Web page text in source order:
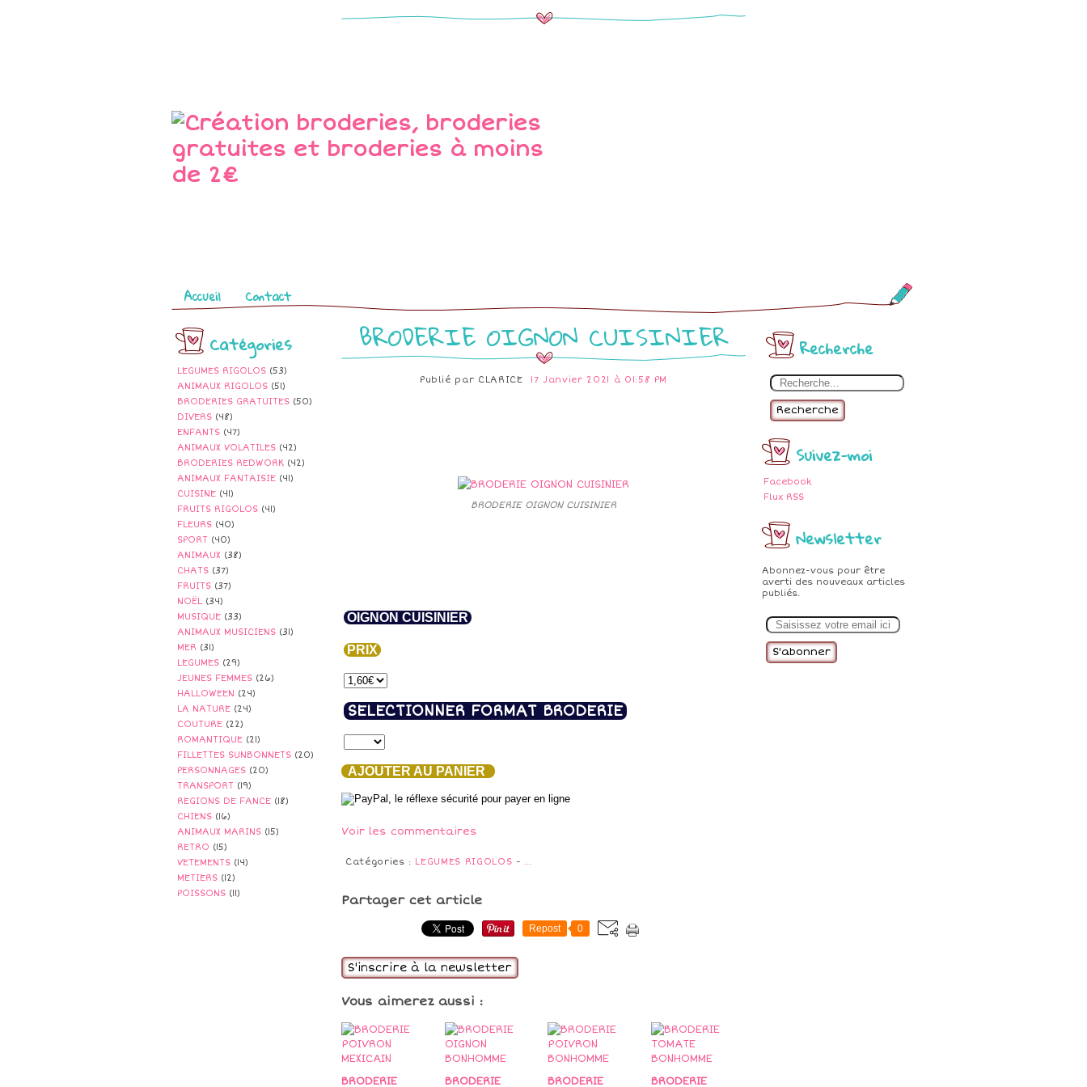
Pages
Accueil Contact
Catégories
LEGUMES RIGOLOS (53)
ANIMAUX RIGOLOS (51)
BRODERIES GRATUITES (50)
DIVERS (48)
ENFANTS (47)
ANIMAUX VOLATILES (42)
BRODERIES REDWORK (42)
ANIMAUX FANTAISIE (41)
CUISINE (41)
FRUITS RIGOLOS (41)
FLEURS (40)
SPORT (40)
ANIMAUX (38)
CHATS (37)
FRUITS (37)
NOËL (34)
MUSIQUE (33)
ANIMAUX MUSICIENS (31)
MER (31)
LEGUMES (29)
JEUNES FEMMES (26)
HALLOWEEN (24)
LA NATURE (24)
COUTURE (22)
ROMANTIQUE (21)
FILLETTES SUNBONNETS (20)
PERSONNAGES (20)
TRANSPORT (19)
REGIONS DE FANCE (18)
CHIENS (16)
ANIMAUX MARINS (15)
RETRO (15)
VETEMENTS (14)
METIERS (12)
POISSONS (11)
Recherche
Recherche
Suivez-moi
Facebook
Flux RSS
Newsletter
Abonnez-vous pour être
averti des nouveaux articles
publiés.
m
BRODERIE OIGNON CUISINIER
Publié par CLARICE 17 Janvier 2021 à 01:58 PM
BRODERIE OIGNON CUISINIER
OIGNON CUISINIER
PRIX
SELECTIONNER FORMAT BRODERIE
AJOUTER AU PANIER
Voir les commentaires
Catégories : LEGUMES RIGOLOS - …
Partager cet article
Repost 0
S'inscrire à la newsletter
Vous aimerez aussi :
BRODERIE BRODERIE BRODERIE BRODERIE